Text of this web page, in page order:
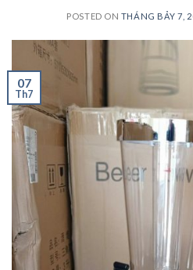
POSTED ON THÁNG BẢY 7,
07
Th7